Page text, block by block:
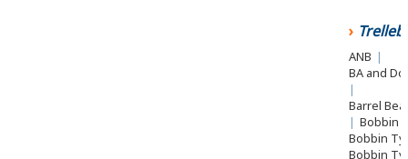
ANB |
BA and
|
Barrel
| Bobbin
Bobbin
Bobbin